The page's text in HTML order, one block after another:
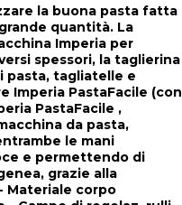
la buona pasta fatta
quantità. La
Imperia per
spessori, la taglierina
pasta, tagliatelle e
Imperia PastaFacile (con
PastaFacile ,
da pasta,
le mani
e permettendo di
grazie alla
Materiale corpo